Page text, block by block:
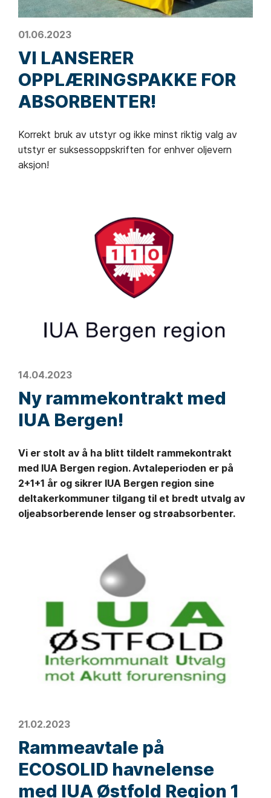
01.06.2023
VI LANSERER
OPPLÆRINGSPAKKE FOR
ABSORBENTER!
Korrekt bruk av utstyr og ikke minst riktig valg av
utstyr er suksessoppskriften for enhver oljevern
aksjon!
14.04.2023
Ny rammekontrakt med
IUA Bergen!
Vi er stolt av å ha blitt tildelt rammekontrakt
med IUA Bergen region. Avtaleperioden er på
2+1+1 år og sikrer IUA Bergen region sine
deltakerkommuner tilgang til et bredt utvalg av
oljeabsorberende lenser og strøabsorbenter.
21.02.2023
Rammeavtale på
ECOSOLID havnelense
med IUA Østfold Region 1